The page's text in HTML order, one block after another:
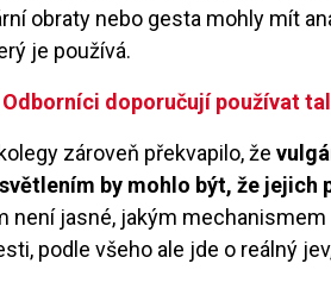
obraty nebo gesta mohly mít
je používá.
doporučují používat
zároveň překvapilo, že
by mohlo být, že jejich
není jasné, jakým
podle všeho ale jde o reálný